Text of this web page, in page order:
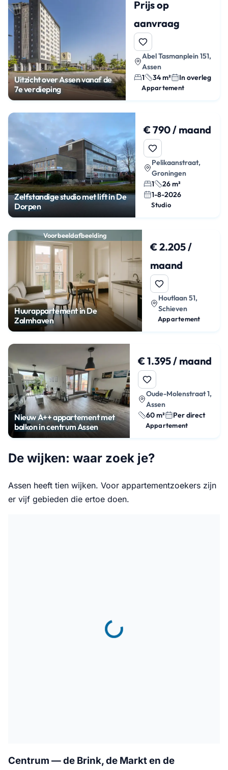
Uitzicht over Assen vanaf de
7e verdieping
Prijs op
aanvraag
Abel Tasmanplein 151,
Assen
1
34 m² In overleg
Appartement
Zelfstandige studio met lift in De
Dorpen
€ 790 / maand
Pelikaanstraat,
Groningen
1
26 m²
1-8-2026
Studio
Voorbeeldafbeelding
Huurappartement in De
Zalmhaven
€ 2.205 /
maand
Houtlaan 51,
Schieven
Appartement
Nieuw A++ appartement met
balkon in centrum Assen
€ 1.395 / maand
Oude-Molenstraat 1,
Assen
60 m²
Per direct
Appartement
De wijken: waar zoek je?
Assen heeft tien wijken. Voor appartementzoekers zijn
er vijf gebieden die ertoe doen.
Centrum — de Brink, de Markt en de